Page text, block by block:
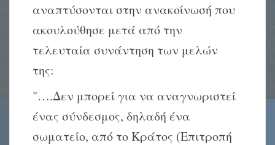
αναπτύσονται στην ανακοίνωσή που
ακουλούθησε μετά από την
τελευταία συνάντηση των μελών
της:
"….Δεν μπορεί για να αναγνωριστεί
ένας σύνδεσμος, δηλαδή ένα
σωματείο, από το Κράτος (Επιτροπή